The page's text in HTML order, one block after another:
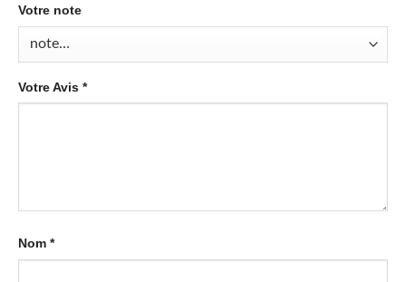
Votre note
Votre Avis *
Nom *